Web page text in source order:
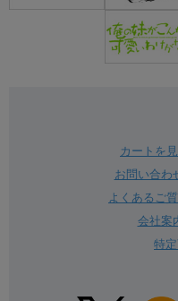
カートを
お問い合わ
よくあるご
会社案
特